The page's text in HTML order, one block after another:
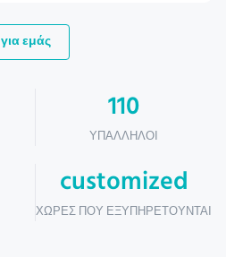
για εμάς
110
ΥΠΆΛΛΗΛΟΙ
customized
ΧΏΡΕΣ ΠΟΥ ΕΞΥΠΗΡΕΤΟΎΝΤΑΙ